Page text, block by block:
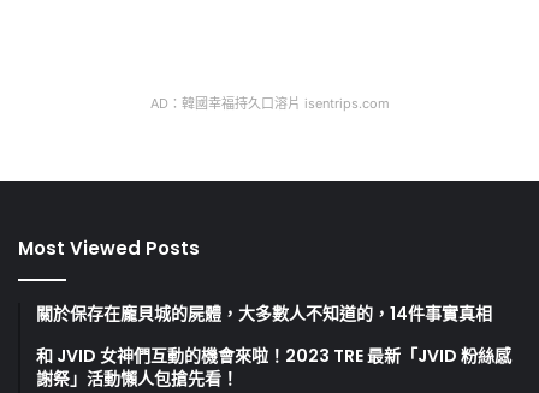
AD：韓國幸福持久口溶片 isentrips.com
Most Viewed Posts
關於保存在龐貝城的屍體，大多數人不知道的，14件事實真相
和 JVID 女神們互動的機會來啦！2023 TRE 最新「JVID 粉絲感
謝祭」活動懶人包搶先看！